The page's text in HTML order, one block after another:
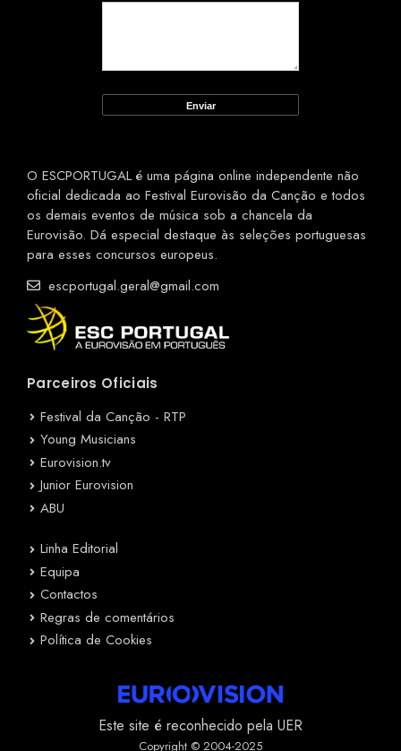
O ESCPORTUGAL é uma página online independente não
oficial dedicada ao Festival Eurovisão da Canção e todos
os demais eventos de música sob a chancela da
Eurovisão. Dá especial destaque às seleções portuguesas
para esses concursos europeus.
escportugal.geral@gmail.com
Parceiros Oficiais
Festival da Canção - RTP
Young Musicians
Eurovision.tv
Junior Eurovision
ABU
Linha Editorial
Equipa
Contactos
Regras de comentários
Política de Cookies
Este site é reconhecido pela UER
Copyright © 2004-2025